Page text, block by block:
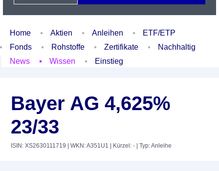
Home Aktien Anleihen
ETF/ETP
Fonds
Rohstoffe Zertifikate
Nachhaltig
News
Wissen Einstieg
Bayer AG 4,625%
23/33
ISIN: XS2630111719 | WKN: A351U1 | Kürzel: - | Typ: Anleihe